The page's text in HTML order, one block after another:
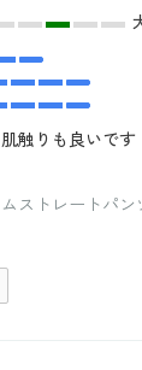
触りも良いです
ストレートパ